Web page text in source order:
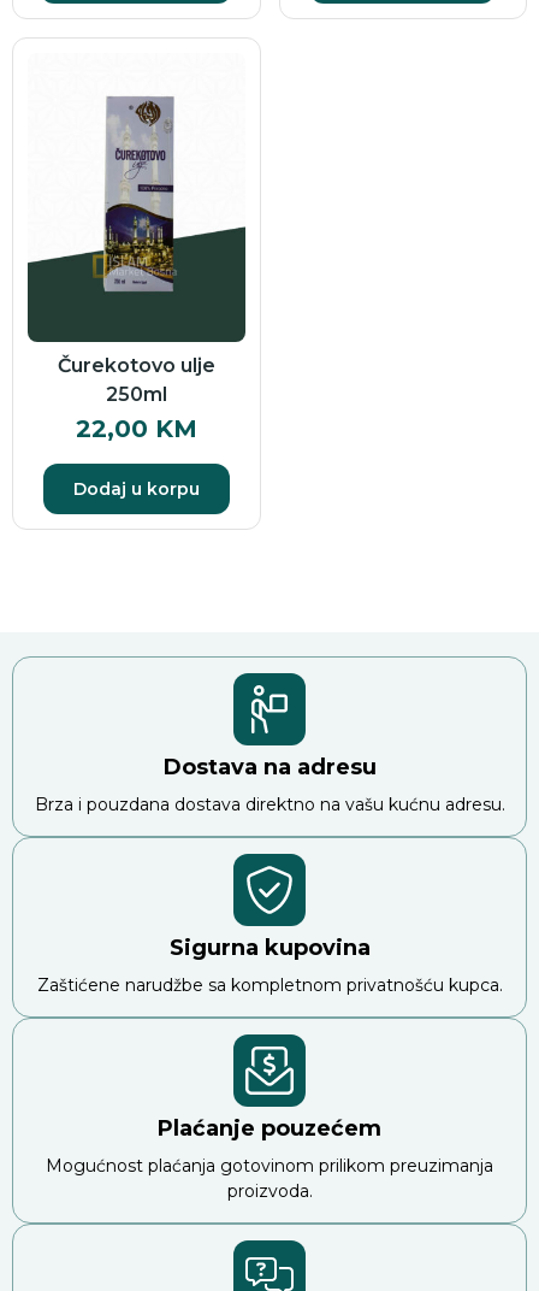
Čurekotovo ulje
250ml
22,00 KM
Dodaj u korpu
Dostava na adresu
Brza i pouzdana dostava direktno na vašu kućnu adresu.
Sigurna kupovina
Zaštićene narudžbe sa kompletnom privatnošću kupca.
Plaćanje pouzećem
Mogućnost plaćanja gotovinom prilikom preuzimanja
proizvoda.